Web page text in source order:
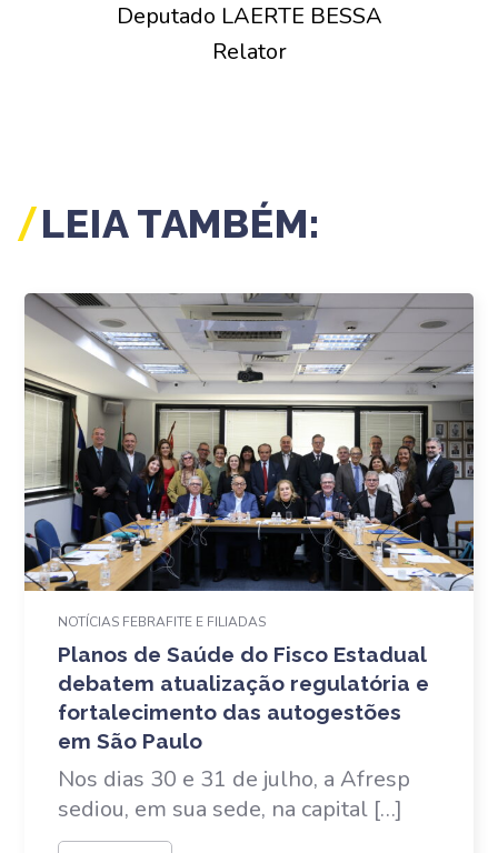
Deputado LAERTE BESSA
Relator
LEIA TAMBÉM:
NOTÍCIAS FEBRAFITE E FILIADAS
Planos de Saúde do Fisco Estadual
debatem atualização regulatória e
fortalecimento das autogestões
em São Paulo
Nos dias 30 e 31 de julho, a Afresp
sediou, em sua sede, na capital […]